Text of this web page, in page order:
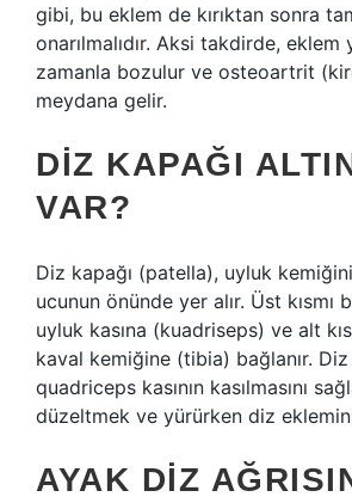
gibi, bu eklem de kırıktan sonra
onarılmalıdır. Aksi takdirde, eklem
zamanla bozulur ve osteoartrit
meydana gelir.
DIZ KAPAĞI
VAR?
Diz kapağı (patella), uyluk
ucunun önünde yer alır. Üst kısmı
uyluk kasına (kuadriseps) ve alt
kaval kemiğine (tibia) bağlanır. Diz
quadriceps kasının kasılmasını
düzeltmek ve yürürken diz
AYAK DIZ